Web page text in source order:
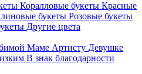
Коралловые букеты Красные
букеты Розовые букеты
Другие цвета
Маме Артисту Девушке
В знак благодарности